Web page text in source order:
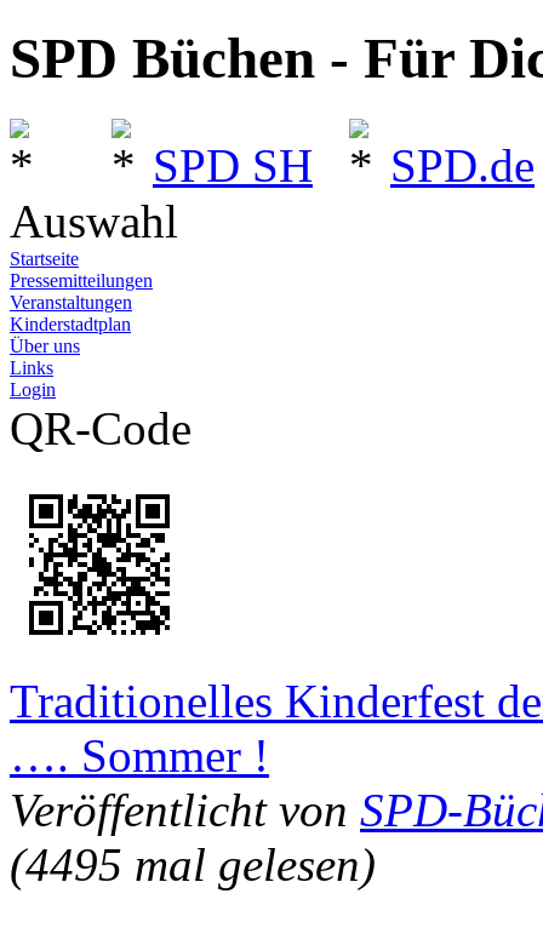
SPD Büchen - Für
SPD SH
SPD.de
Auswahl
Startseite
Pressemitteilungen
Veranstaltungen
Kinderstadtplan
Über uns
Links
Login
QR-Code
Traditionelles Kinderfest
…. Sommer !
Veröffentlicht von SPD-
(4495 mal gelesen)